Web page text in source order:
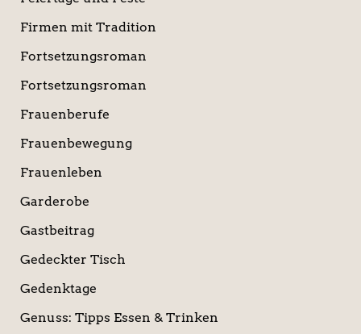
Firmen mit Tradition
Fortsetzungsroman
Fortsetzungsroman
Frauenberufe
Frauenbewegung
Frauenleben
Garderobe
Gastbeitrag
Gedeckter Tisch
Gedenktage
Genuss: Tipps Essen & Trinken